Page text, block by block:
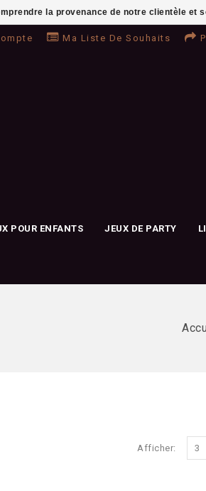
Ma Liste De Souhaits
POUR ENFANTS JEUX DE PARTY
Afficher: 3
la provenance de notre clientèle